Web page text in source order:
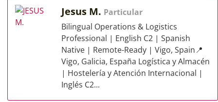
Jesus M. Particular
Bilingual Operations & Logistics
Professional | English C2 | Spanish
Native | Remote-Ready | Vigo, Spain📍
Vigo, Galicia, España Logística y Almacén
| Hostelería y Atención Internacional |
Inglés C2...